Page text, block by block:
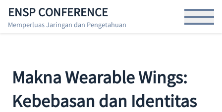
ENSP CONFERENCE
Memperluas Jaringan dan Pengetahuan
Open Menu
Makna Wearable Wings:
Kebebasan dan Identitas